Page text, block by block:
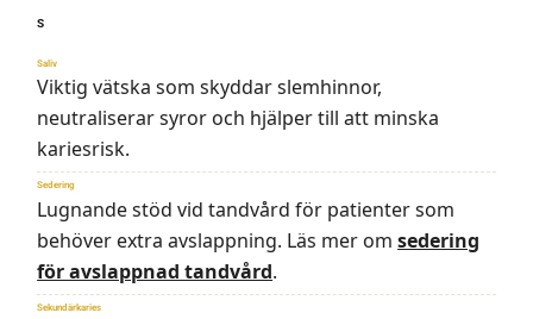
S
Saliv
Viktig vätska som skyddar slemhinnor,
neutraliserar syror och hjälper till att minska
kariesrisk.
Sedering
Lugnande stöd vid tandvård för patienter som
behöver extra avslappning. Läs mer omsedering
för avslappnad tandvård.
Sekundärkaries